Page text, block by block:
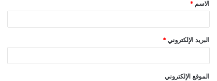
الاسم *
البريد الإلكتروني *
الموقع الإلكتروني